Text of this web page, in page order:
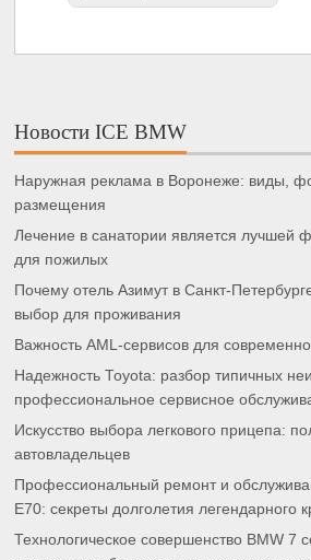
Новости ICE BMW
Наружная реклама в Воронеже: виды,
размещения
Лечение в санатории является лучшей
для пожилых
Почему отель Азимут в Санкт-
выбор для проживания
Важность AML-сервисов для
Надежность Toyota: разбор типичных
профессиональное сервисное
Искусство выбора легкового прицепа:
автовладельцев
Профессиональный ремонт и
E70: секреты долголетия легендарного
Технологическое совершенство BMW 7